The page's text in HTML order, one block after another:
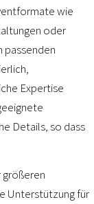
wie
oder
passenden
Expertise
Details, so dass
Unterstützung für